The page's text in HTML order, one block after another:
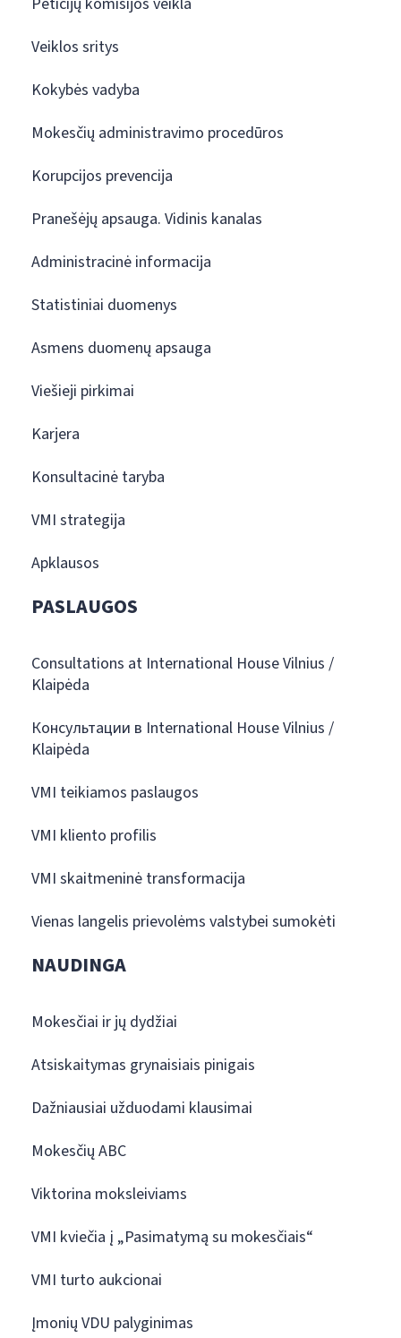
Veiklos sritys
Kokybės vadyba
Mokesčių administravimo procedūros
Korupcijos prevencija
Pranešėjų apsauga. Vidinis kanalas
Administracinė informacija
Statistiniai duomenys
Asmens duomenų apsauga
Viešieji pirkimai
Karjera
Konsultacinė taryba
VMI strategija
Apklausos
PASLAUGOS
Consultations at International House Vilnius /
Klaipėda
Консультации в International House Vilnius /
Klaipėda
VMI teikiamos paslaugos
VMI kliento profilis
VMI skaitmeninė transformacija
Vienas langelis prievolėms valstybei sumokėti
NAUDINGA
Mokesčiai ir jų dydžiai
Atsiskaitymas grynaisiais pinigais
Dažniausiai užduodami klausimai
Mokesčių ABC
Viktorina moksleiviams
VMI kviečia į „Pasimatymą su mokesčiais“
VMI turto aukcionai
Įmonių VDU palyginimas